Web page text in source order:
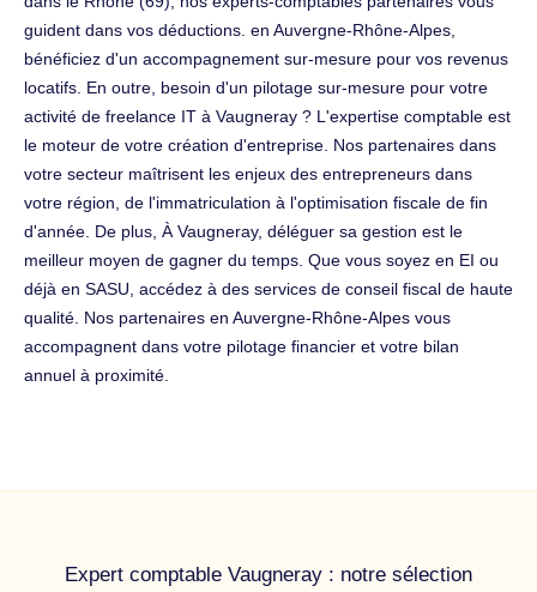
guident dans vos déductions. en Auvergne-Rhône-Alpes,
bénéficiez d'un accompagnement sur-mesure pour vos revenus
locatifs. En outre, besoin d'un pilotage sur-mesure pour votre
activité de freelance IT à Vaugneray ? L'expertise comptable est
le moteur de votre création d'entreprise. Nos partenaires dans
votre secteur maîtrisent les enjeux des entrepreneurs dans
votre région, de l'immatriculation à l'optimisation fiscale de fin
d'année. De plus, À Vaugneray, déléguer sa gestion est le
meilleur moyen de gagner du temps. Que vous soyez en EI ou
déjà en SASU, accédez à des services de conseil fiscal de haute
qualité. Nos partenaires en Auvergne-Rhône-Alpes vous
accompagnent dans votre pilotage financier et votre bilan
annuel à proximité.
Expert comptable Vaugneray : notre sélection